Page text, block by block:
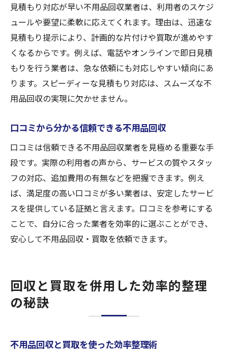
見積もり対応が早い不用品回収業者は、利用者のスケジ
ュールや要望に柔軟に応えてくれます。理由は、迅速な
見積もり提示により、計画的な片付けや買取が進めやす
くなるからです。例えば、電話やオンラインで即日見積
もりを行う業者は、急な依頼にも対応しやすい傾向にあ
ります。スピーディーな見積もり対応は、スムーズな不
用品回収の実現に欠かせません。
口コミから分かる信頼できる不用品回収
口コミは信頼できる不用品回収業者を見極める重要な手
段です。実際の利用者の声から、サービスの質やスタッ
フの対応、追加費用の有無などを把握できます。例え
ば、満足度の高い口コミが多い業者は、安定したサービ
スを提供している証拠と言えます。口コミを参考にする
ことで、自分に合った業者を効率的に選ぶことができ、
安心して不用品回収・買取を依頼できます。
回収と買取を併用した効率的整理
の秘訣
不用品回収と買取を使った効率整理術